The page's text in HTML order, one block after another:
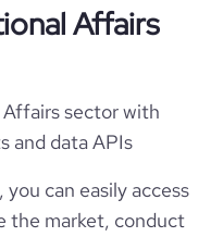
Affairs
sector with
and data APIs
can easily access
the market, conduct